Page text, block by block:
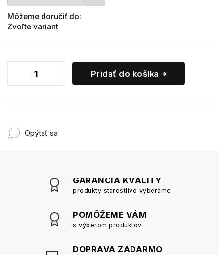
Môžeme doručiť do:
Zvoľte variant
Pridať do košíka
Opýtať sa
GARANCIA KVALITY
produkty starostlivo vyberáme
POMÔŽEME VÁM
s výberom produktov
DOPRAVA ZADARMO